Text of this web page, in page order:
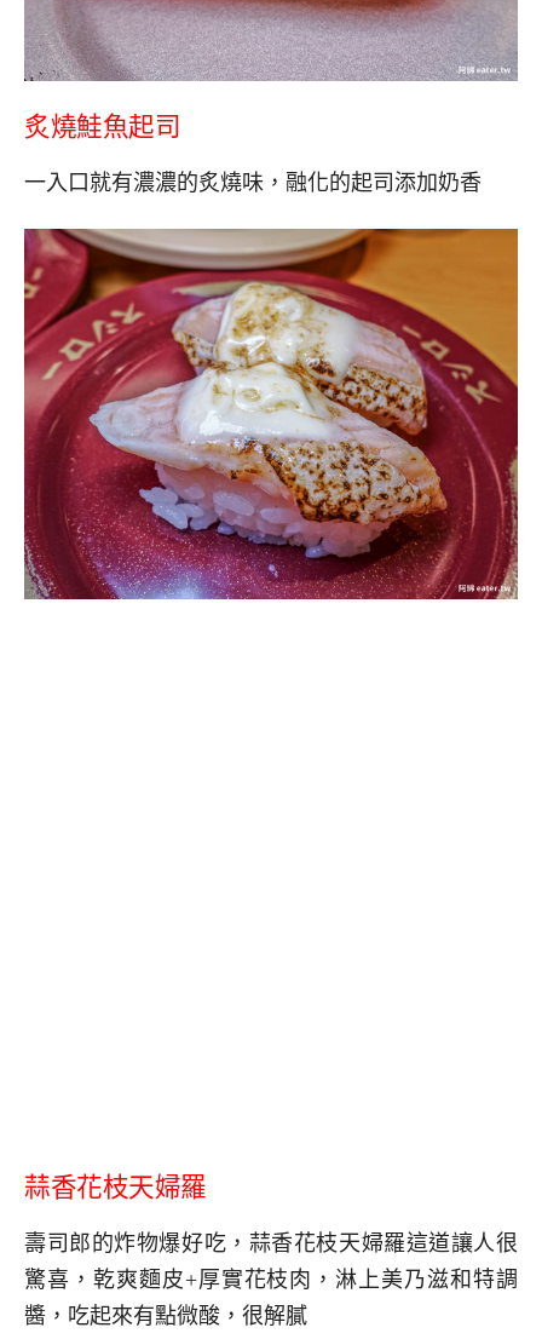
炙燒鮭魚起司
一入口就有濃濃的炙燒味，融化的起司添加奶香
蒜香花枝天婦羅
壽司郎的炸物爆好吃，蒜香花枝天婦羅這道讓人很
驚喜，乾爽麵皮+厚實花枝肉，淋上美乃滋和特調
醬，吃起來有點微酸，很解膩